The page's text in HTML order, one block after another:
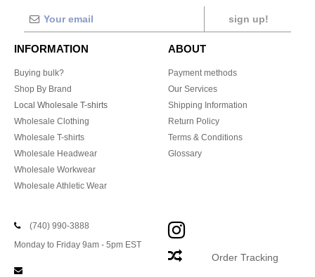
sign up!
INFORMATION
Buying bulk?
Shop By Brand
Local Wholesale T-shirts
Wholesale Clothing
Wholesale T-shirts
Wholesale Headwear
Wholesale Workwear
Wholesale Athletic Wear
ABOUT
Payment methods
Our Services
Shipping Information
Return Policy
Terms & Conditions
Glossary
(740) 990-3888
Monday to Friday 9am - 5pm EST
Order Tracking